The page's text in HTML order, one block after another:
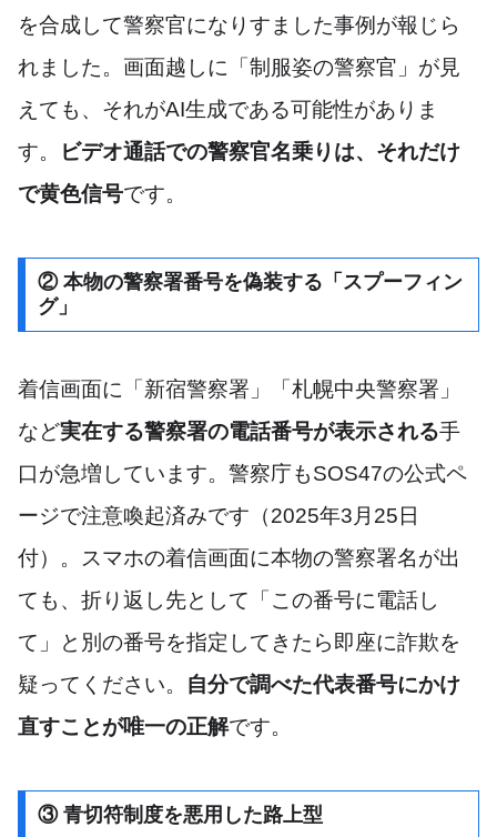
を合成して警察官になりすました事例が報じら
れました。画面越しに「制服姿の警察官」が見
えても、それがAI生成である可能性がありま
す。
ビデオ通話での警察官名乗りは、それだけ
で黄色信号です。
② 本物の警察署番号を偽装する「スプーフィン
グ」
着信画面に「新宿警察署」「札幌中央警察署」
など実在する警察署の電話番号が表示される手
口が急増しています。警察庁もSOS47の公式ペ
ージで注意喚起済みです（2025年3月25日
付）。スマホの着信画面に本物の警察署名が出
ても、折り返し先として「この番号に電話し
て」と別の番号を指定してきたら即座に詐欺を
疑ってください。 自分で調べた代表番号にかけ
直すことが唯一の正解です。
③ 青切符制度を悪用した路上型